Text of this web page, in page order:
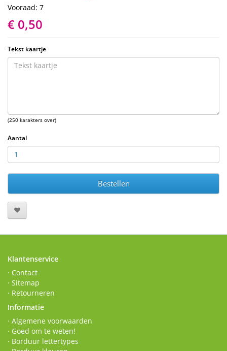
Vooraad: 7
€ 0,50
Tekst kaartje
(250 karakters over)
Aantal
Bestellen
Klantenservice
· Contact
· Sitemap
· Retourneren
Informatie
· Algemene voorwaarden
· Goed om te weten!
· Borduur lettertypes